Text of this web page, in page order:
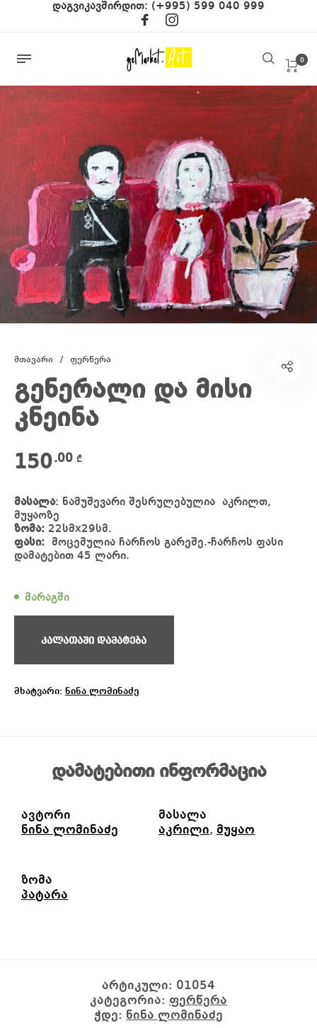
დაგვიკავშირდით: (+995) 599 040 999
0
მთავარი / ფერწერა
გენერალი და მისი
კნეინა
150.00 ₾
მასალა: ნამუშევარი შესრულებულია აკრილთ,
მუყაოზე
ზომა: 22სმx29სმ.
ფასი: მოცემულია ჩარჩოს გარეშე.-ჩარჩოს ფასი
დამატებით 45 ლარი.
მარაგში
კალათაში დამატება
მხატვარი: ნინა ლომინაძე
დამატებითი ინფორმაცია
ავტორი
ნინა ლომინაძე
მასალა
აკრილი, მუყაო
ზომა
პატარა
არტიკული: 01054
კატეგორია: ფერწერა
ჭდე: ნინა ლომინაძე